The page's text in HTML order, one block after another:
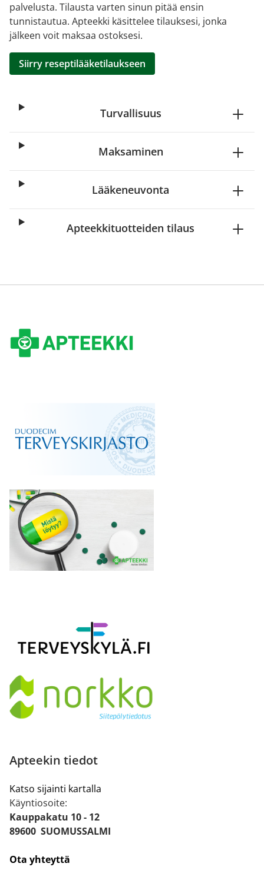
palvelusta. Tilausta varten sinun pitää ensin
tunnistautua. Apteekki käsittelee tilauksesi, jonka
jälkeen voit maksaa ostoksesi.
Siirry reseptilääketilaukseen
Turvallisuus
Maksaminen
Lääkeneuvonta
Apteekkituotteiden tilaus
Apteekin tiedot
Katso sijainti kartalla
Käyntiosoite:
Kauppakatu 10 - 12
89600 SUOMUSSALMI
Ota yhteyttä